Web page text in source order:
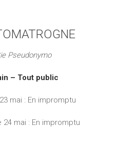
Pseudonymo
– Tout public
mai : En impromptu
24 mai : En impromptu